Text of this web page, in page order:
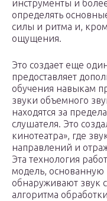
инструменты и
определять
силы и ритма и,
ощущения.
Это создает еще
предоставляет
обучения навыкам
звуки объемного
находятся за
слушателя. Это
кинотеатра», где
направлений и
Эта технология
модель, основанную
обнаруживают звук
алгоритма